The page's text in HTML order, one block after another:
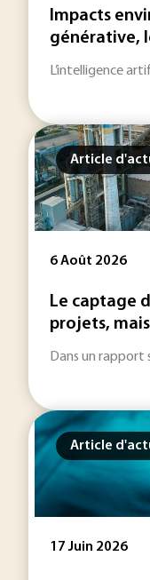
Impacts
générative,
L’intelligence
Article
6 Août 2026
Le captage
projets, mais
Dans un rapport
Article
17 Juin 2026